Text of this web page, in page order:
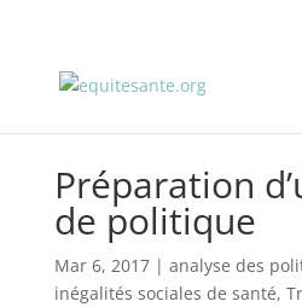
Préparation
de politique
Mar 6, 2017| analyse des
inégalités sociales de santé,